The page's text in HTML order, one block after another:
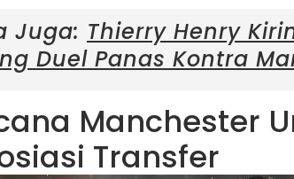
Juga: Thierry Henry
Duel Panas Kontra
Manchester
Transfer